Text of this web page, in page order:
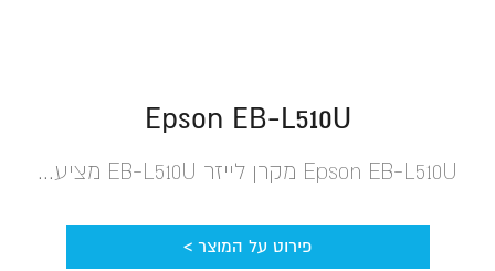
Epson EB-L510U
Epson EB-L510U מקרן לייזר EB-L510U מציע...
פירוט על המוצר >